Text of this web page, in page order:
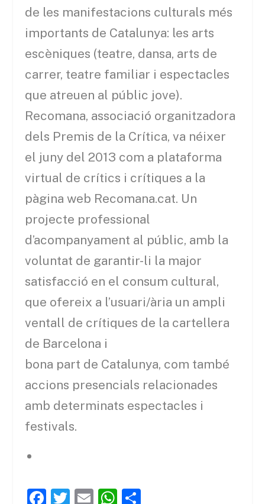
de les manifestacions culturals més
importants de Catalunya: les arts
escèniques (teatre, dansa, arts de
carrer, teatre familiar i espectacles
que atreuen al públic jove).
Recomana, associació organitzadora
dels Premis de la Crítica, va néixer
el juny del 2013 com a plataforma
virtual de crítics i crítiques a la
pàgina web Recomana.cat. Un
projecte professional
d’acompanyament al públic, amb la
voluntat de garantir-li la major
satisfacció en el consum cultural,
que ofereix a l’usuari/ària un ampli
ventall de crítiques de la cartellera
de Barcelona i
bona part de Catalunya, com també
accions presencials relacionades
amb determinats espectacles i
festivals.
F
T
E
W